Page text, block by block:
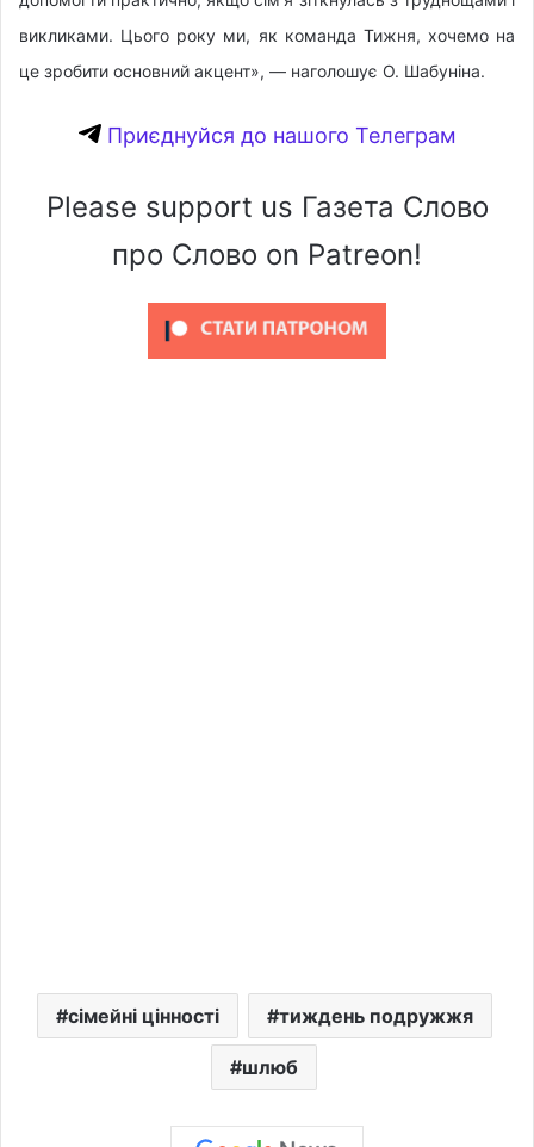
викликами. Цього року ми, як команда Тижня, хочемо на
це зробити основний акцент», — наголошує О. Шабуніна.
Приєднуйся до нашого Телеграм
Please support us Газета Слово
про Слово on Patreon!
сімейні цінності тиждень подружжя
шлюб